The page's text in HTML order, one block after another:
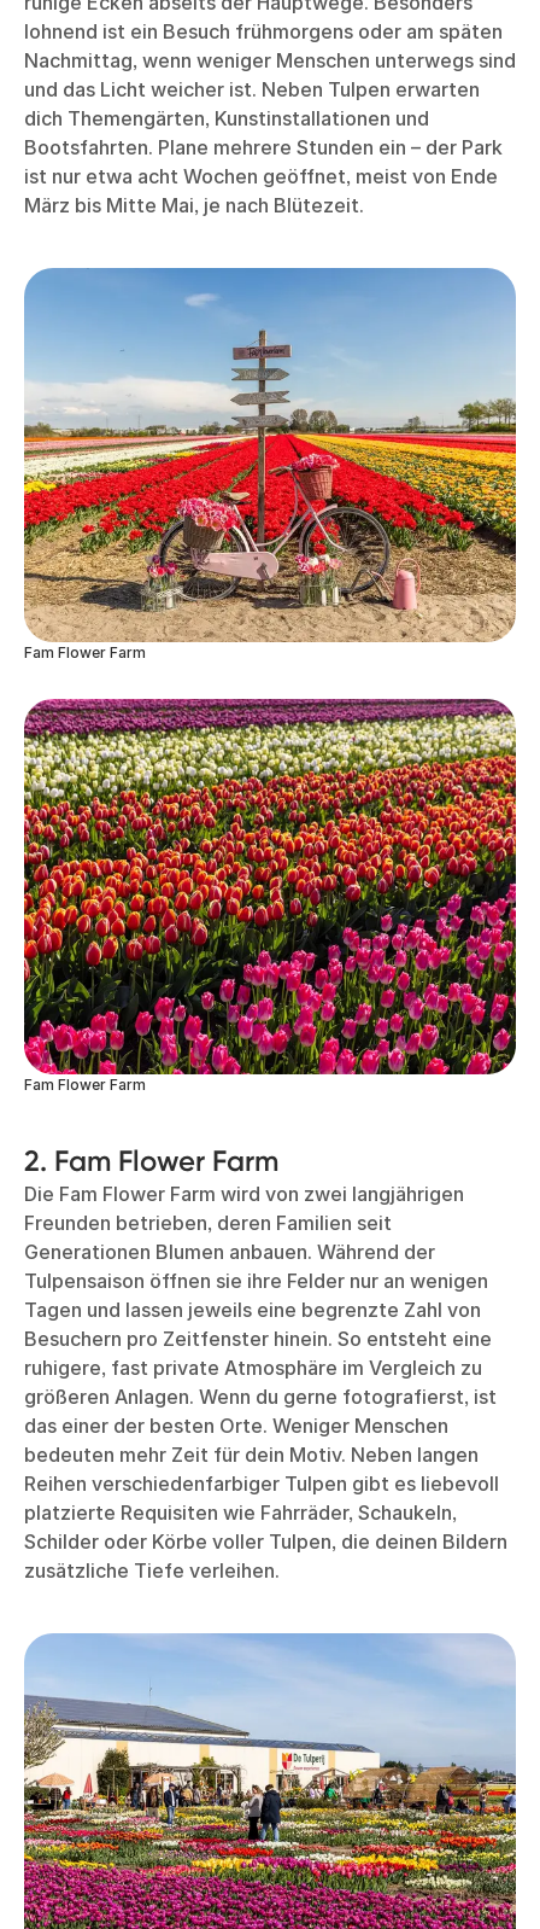
lohnend ist ein Besuch frühmorgens oder am späten
Nachmittag, wenn weniger Menschen unterwegs sind
und das Licht weicher ist. Neben Tulpen erwarten
dich Themengärten, Kunstinstallationen und
Bootsfahrten. Plane mehrere Stunden ein – der Park
ist nur etwa acht Wochen geöffnet, meist von Ende
März bis Mitte Mai, je nach Blütezeit.
Fam Flower Farm
Fam Flower Farm
2. Fam Flower Farm
Die Fam Flower Farm wird von zwei langjährigen
Freunden betrieben, deren Familien seit
Generationen Blumen anbauen. Während der
Tulpensaison öffnen sie ihre Felder nur an wenigen
Tagen und lassen jeweils eine begrenzte Zahl von
Besuchern pro Zeitfenster hinein. So entsteht eine
ruhigere, fast private Atmosphäre im Vergleich zu
größeren Anlagen. Wenn du gerne fotografierst, ist
das einer der besten Orte. Weniger Menschen
bedeuten mehr Zeit für dein Motiv. Neben langen
Reihen verschiedenfarbiger Tulpen gibt es liebevoll
platzierte Requisiten wie Fahrräder, Schaukeln,
Schilder oder Körbe voller Tulpen, die deinen Bildern
zusätzliche Tiefe verleihen.